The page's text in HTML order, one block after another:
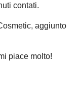
contati.
aggiunto
piace molto!